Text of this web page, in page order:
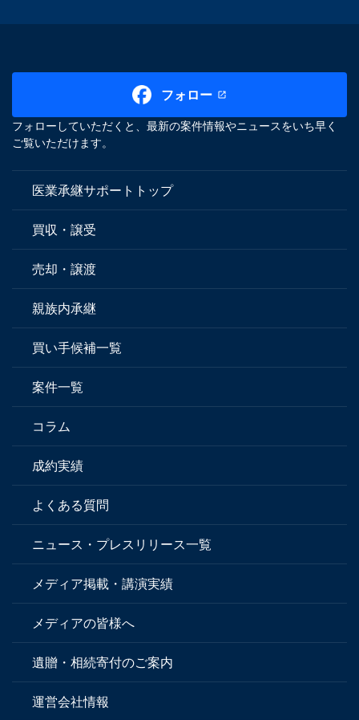
フォロー
フォローしていただくと、最新の案件情報やニュースをいち早く
ご覧いただけます。
医業承継サポートトップ
買収・譲受
売却・譲渡
親族内承継
買い手候補一覧
案件一覧
コラム
成約実績
よくある質問
ニュース・プレスリリース一覧
メディア掲載・講演実績
メディアの皆様へ
遺贈・相続寄付のご案内
運営会社情報